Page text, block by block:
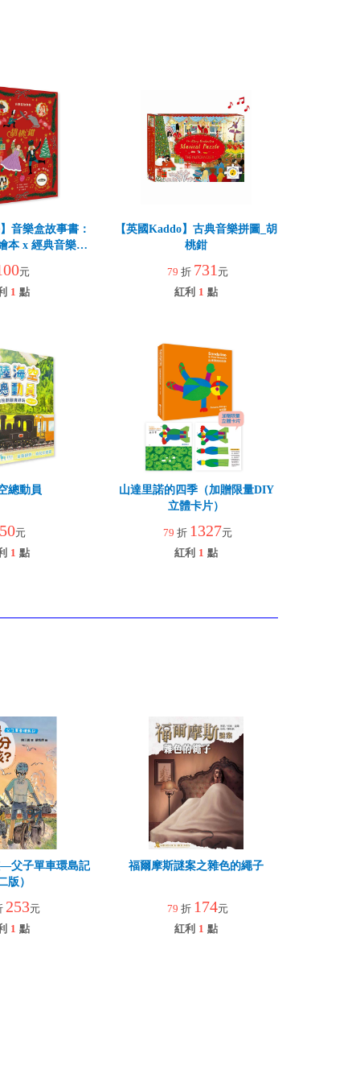
音樂盒故事書：
本 x 經典音樂親
元
1 點
【英國Kaddo】古典音樂拼圖_胡
桃鉗
79 折 731 元
紅利 1 點
總動員
元
1 點
山達里諾的四季（加贈限量DIY
立體卡片）
79 折 1327元
紅利 1 點
父子單車環島記
版）
253元
1 點
福爾摩斯謎案之雜色的繩子
79 折 174元
紅利 1 點